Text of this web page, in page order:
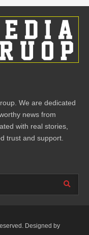
We are dedicated
news from
with real stories,
trust and support.
Designed by